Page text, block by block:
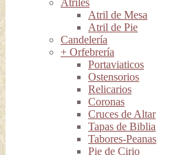
Atriles
Atril de Mesa
Atril de Pie
Candelería
+ Orfebrería
Portaviaticos
Ostensorios
Relicarios
Coronas
Cruces de Altar
Tapas de Biblia
Tabores-Peanas
Pie de Cirio